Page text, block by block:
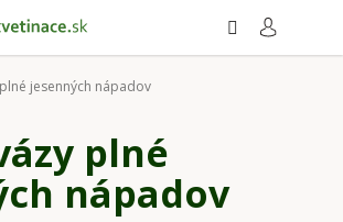
jesenných nápadov
plné
nápadov